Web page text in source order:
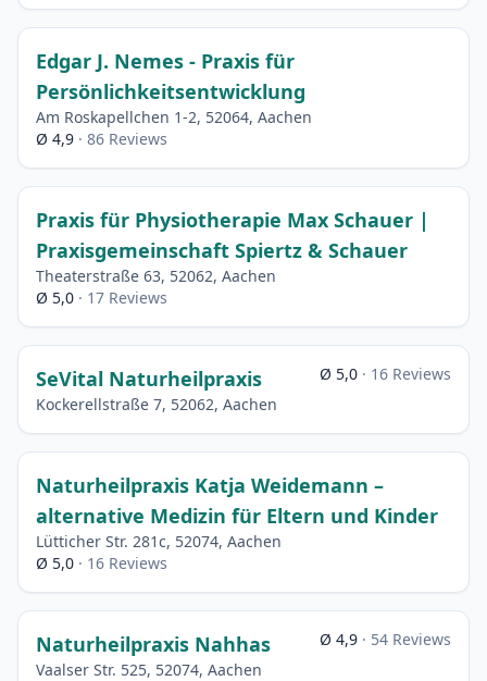
Edgar J. Nemes - Praxis für
Persönlichkeitsentwicklung
Am Roskapellchen 1-2, 52064, Aachen
Ø 4,9 · 86 Reviews
Praxis für Physiotherapie Max Schauer |
Praxisgemeinschaft Spiertz & Schauer
Theaterstraße 63, 52062, Aachen
Ø 5,0 · 17 Reviews
SeVital Naturheilpraxis
Kockerellstraße 7, 52062, Aachen
Ø 5,0 · 16 Reviews
Naturheilpraxis Katja Weidemann –
alternative Medizin für Eltern und Kinder
Lütticher Str. 281c, 52074, Aachen
Ø 5,0 · 16 Reviews
Naturheilpraxis Nahhas
Vaalser Str. 525, 52074, Aachen
Ø 4,9 · 54 Reviews